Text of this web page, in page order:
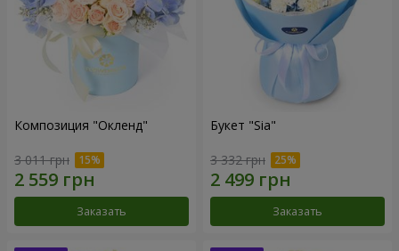
Композиция "Окленд"
3 011 грн
Заказать
Букет "Sia"
3 332 грн
Заказать